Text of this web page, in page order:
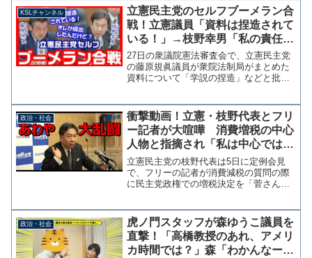
から投稿を指摘されたとして反省とお詫
びの投稿を行った。 しか...
KSLチャンネル
立憲民主党のセルフブーメラン合
戦！立憲議員「資料は捏造されて
いる！」→枝野幸男「私の責任で
提出したものです」【KSLチャン
ネル】
27日の衆議院憲法審査会で、立憲民主党
の藤原規眞議員が衆院法制局がまとめた
資料について「学説の捏造」などと批判
立客観公正なものとして提出している」
と指摘する場面がありま...
政治・社会
衝撃動画！立憲・枝野代表とフリ
ー記者が大喧嘩 消費増税の中心
人物と指摘され「私は中心ではな
かった！消費増税で頑張ったひと
に失礼だ！」
立憲民主党の枝野代表は5日に定例会見
で、フリーの記者が消費減税の質問の際
に民主党政権での増税決定を「菅さん野
なって深夜まで頑張ってた人が他にい
る」と激昂し、記者と口論と...
政治・社会
虎ノ門スタッフが森ゆうこ議員を
直撃！「高橋教授のあれ、アメリ
カ時間では？」森「わかんなー